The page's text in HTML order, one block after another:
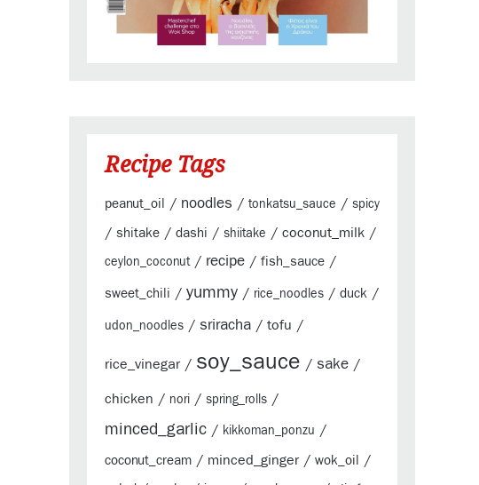
Recipe Tags
peanut_oil / noodles / tonkatsu_sauce / spicy
/ shitake / dashi / shiitake / coconut_milk /
ceylon_coconut / recipe / fish_sauce /
sweet_chili / yummy / rice_noodles / duck /
udon_noodles / sriracha / tofu /
rice_vinegar/ soy_sauce / sake /
chicken / nori / spring_rolls /
minced_garlic / kikkoman_ponzu /
coconut_cream / minced_ginger/ wok_oil /